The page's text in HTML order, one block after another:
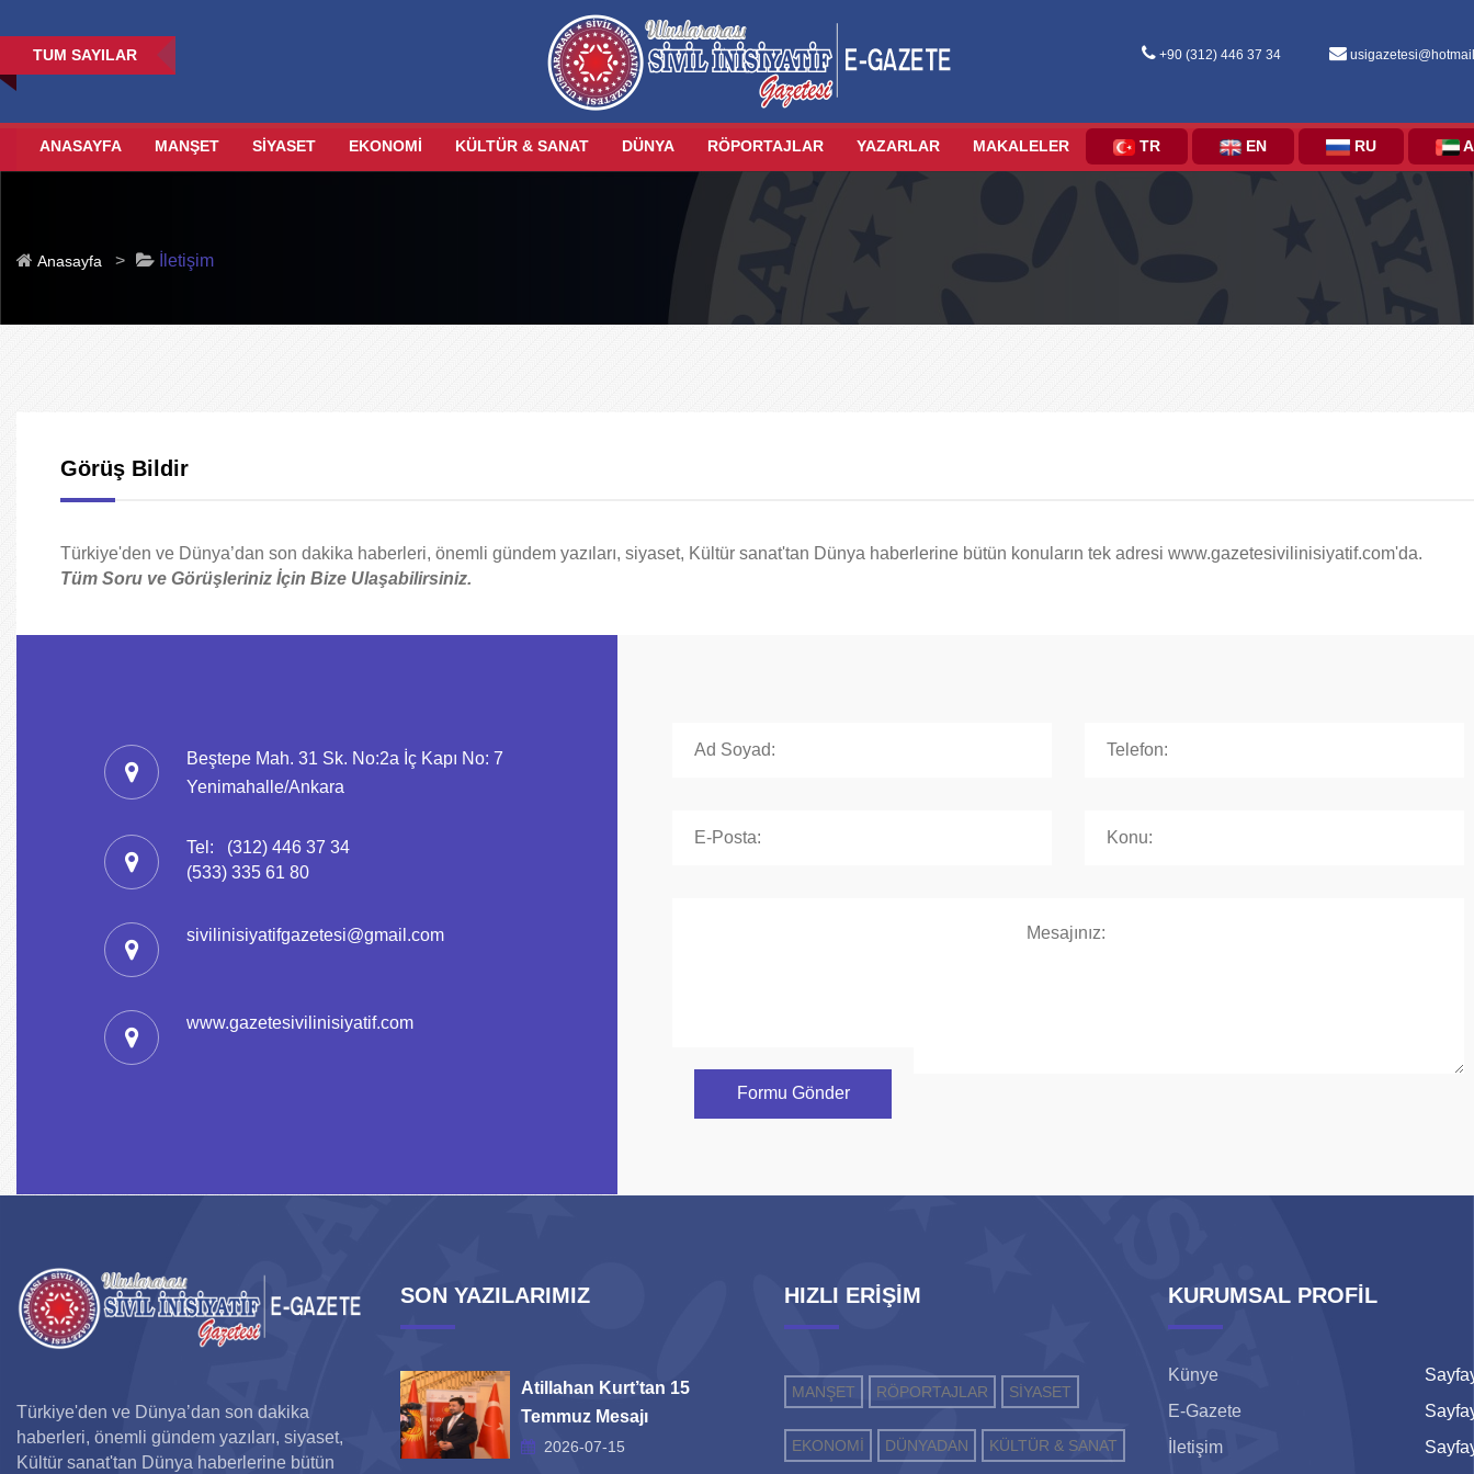
TUM SAYILAR +90 (312) 446 37 34
ANASAYFA MANŞET SİYASET EKONOMİ KÜLTÜR & SANAT DÜNYA RÖPORTAJLAR YAZARLAR MAKALELER TR EN RU
Anasayfa > İletişim
Görüş Bildir
Türkiye'den ve Dünya’dan son dakika haberleri, önemli gündem yazıları, siyaset, Kültür sanat'tan Dünya haberlerine bütün konuların tek adresi www.gazetesivilinisiyatif.com'da.
Tüm Soru ve Görüşleriniz İçin Bize Ulaşabilirsiniz.
Beştepe Mah. 31 Sk. No:2a İç Kapı No: 7
Yenimahalle/Ankara
Tel: (312) 446 37 34
(533) 335 61 80
sivilinisiyatifgazetesi@gmail.com
www.gazetesivilinisiyatif.com
Formu Gönder
Türkiye'den ve Dünya’dan son dakika
haberleri, önemli gündem yazıları, siyaset,
Kültür sanat'tan Dünya haberlerine bütün
SON YAZILARIMIZ
Atillahan Kurt’tan 15
Temmuz Mesajı
2026-07-15
HIZLI ERİŞİM
MANŞET RÖPORTAJLAR SİYASET
EKONOMİ DÜNYADAN KÜLTÜR & SANAT
KURUMSAL PROFİL
Künye
E-Gazete
İletişim